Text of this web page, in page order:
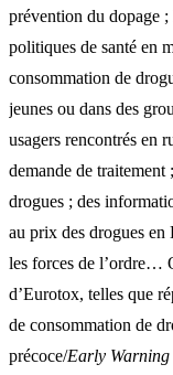
prévention du dopage ;
politiques de santé en
consommation de
jeunes ou dans des
usagers rencontrés en
demande de
drogues ; des
au prix des drogues en
les forces de l’ordre…
d’Eurotox, telles que
de consommation de
précoce/Early Warning